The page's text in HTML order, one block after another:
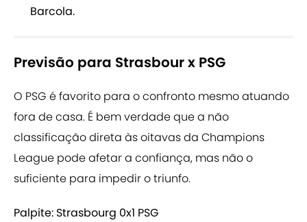
Barcola.
Previsão para Strasbour x PSG
O PSG é favorito para o confronto mesmo atuando
fora de casa. É bem verdade que a não
classificação direta às oitavas da Champions
League pode afetar a confiança, mas não o
suficiente para impedir o triunfo.
Palpite: Strasbourg 0x1 PSG